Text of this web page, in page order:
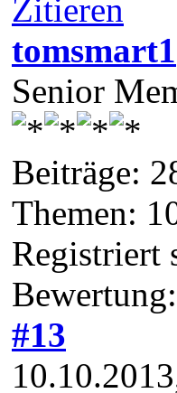
Zitieren
tomsmart1
Senior
Beiträge:
Themen:
Registriert
Bewertung:
#13